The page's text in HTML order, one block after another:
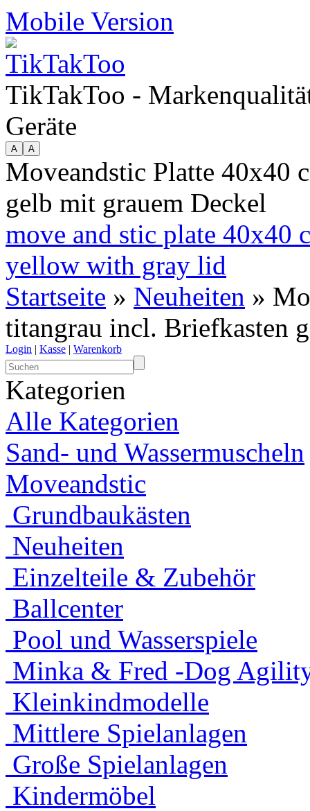
Mobile Version
TikTakToo -
Geräte
Moveandstic Platte 40x40
gelb mit grauem Deckel
move and stic plate
yellow with gray lid
Startseite » Neuheiten »
titangrau incl. Briefkasten
Login | Kasse | Warenkorb
Kategorien
Alle Kategorien
Sand- und Wassermuscheln
Moveandstic
Grundbaukästen
Neuheiten
Einzelteile & Zubehör
Ballcenter
Pool und Wasserspiele
Minka & Fred -Dog
Kleinkindmodelle
Mittlere Spielanlagen
Große Spielanlagen
Kindermöbel